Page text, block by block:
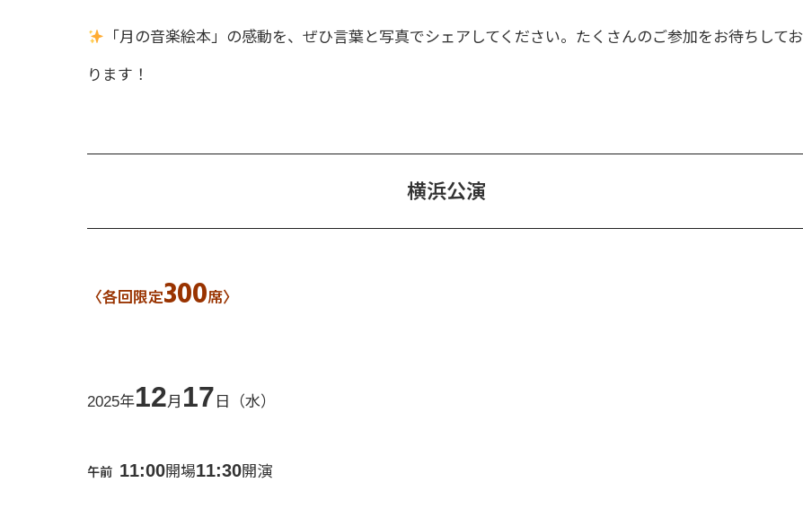
「月の音楽絵本」の感動を、ぜひ言葉と写真でシェアしてください。たくさんのご参加をお待ちしてお
ります！
横浜公演
〈各回限定300席〉
2025年12月 17日（水）
午前 11:00開場11:30開演